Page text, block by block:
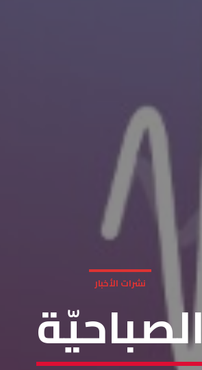
نشرات الأخبار
الصباحيّة